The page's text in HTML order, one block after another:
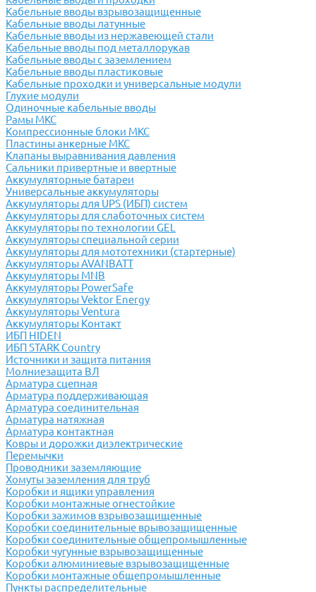
Кабельные вводы взрывозащищенные
Кабельные вводы латунные
Кабельные вводы из нержавеющей стали
Кабельные вводы под металлорукав
Кабельные вводы с заземлением
Кабельные вводы пластиковые
Кабельные проходки и универсальные модули
Глухие модули
Одиночные кабельные вводы
Рамы МКС
Компрессионные блоки МКС
Пластины анкерные МКС
Клапаны выравнивания давления
Сальники привертные и ввертные
Аккумуляторные батареи
Универсальные аккумуляторы
Аккумуляторы для UPS (ИБП) систем
Аккумуляторы для слаботочных систем
Аккумуляторы по технологии GEL
Аккумуляторы специальной серии
Аккумуляторы для мототехники (стартерные)
Аккумуляторы AVANBATT
Аккумуляторы MNB
Аккумуляторы PowerSafe
Аккумуляторы Vektor Energy
Аккумуляторы Ventura
Аккумуляторы Контакт
ИБП HIDEN
ИБП STARK Country
Источники и защита питания
Молниезащита ВЛ
Арматура сцепная
Арматура поддерживающая
Арматура соединительная
Арматура натяжная
Арматура контактная
Ковры и дорожки диэлектрические
Перемычки
Проводники заземляющие
Хомуты заземления для труб
Коробки и ящики управления
Коробки монтажные огнестойкие
Коробки зажимов взрывозащищенные
Коробки соединительные врывозащищенные
Коробки соединительные общепромышленные
Коробки чугунные взрывозащищенные
Коробки алюминиевые взрывозащищенные
Коробки монтажные общепромышленные
Пункты распределительные